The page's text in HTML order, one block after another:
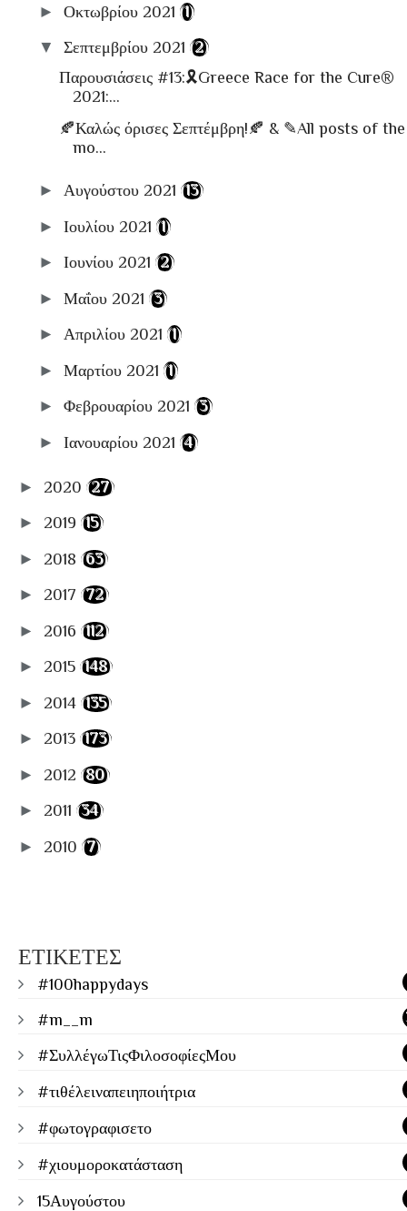
► Οκτωβρίου 2021 (1)
▼ Σεπτεμβρίου 2021 (2)
Παρουσιάσεις #13:🎗Greece Race for the Cure®
2021:...
🍂Καλώς όρισες Σεπτέμβρη!🍂 & ✎All posts of the
mo...
► Αυγούστου 2021 (13)
► Ιουλίου 2021 (1)
► Ιουνίου 2021 (2)
► Μαΐου 2021 (3)
► Απριλίου 2021 (1)
► Μαρτίου 2021 (1)
► Φεβρουαρίου 2021 (3)
► Ιανουαρίου 2021 (4)
► 2020 (27)
► 2019 (15)
► 2018 (63)
► 2017 (72)
► 2016 (112)
► 2015 (148)
► 2014 (135)
► 2013 (173)
► 2012 (80)
► 2011 (34)
► 2010 (7)
ΕΤΙΚΕΤΕΣ
#100happydays
#m__m
#ΣυλλέγωΤιςΦιλοσοφίεςΜου
#τιθέλειναπειηποιήτρια
#φωτογραφισετο
#χιουμοροκατάσταση
15Αυγούστου